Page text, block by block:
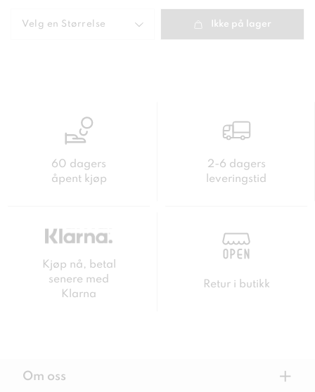
Velg en Størrelse Ikke på lager
60 dagers
åpent kjøp
2-6 dagers
leveringstid
Kjøp nå, betal
senere med
Klarna
Retur i butikk
Om oss +